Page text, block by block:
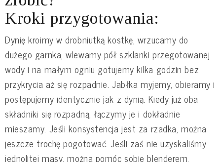
Kroki przygotowania:
Dynię kroimy w drobniutką kostkę, wrzucamy do
dużego garnka, wlewamy pół szklanki przegotowanej
wody i na małym ogniu gotujemy kilka godzin bez
przykrycia aż się rozpadnie. Jabłka myjemy, obieramy i
postępujemy identycznie jak z dynią. Kiedy już oba
składniki się rozpadną, łączymy je i dokładnie
mieszamy. Jeśli konsystencja jest za rzadka, można
jeszcze trochę pogotować. Jeśli zaś nie uzyskaliśmy
jednolitej masy, można pomóc sobie blenderem.